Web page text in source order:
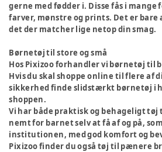
gerne med fødder i. Disse fås i
farver, mønstre og prints. Det er bare
det der matcher lige netop din smag.
Børnetøj til store og små
Hos Pixizoo forhandler vi børnetøj til
Hvis du skal shoppe online til flere af
sikkerhed finde slidstærkt børnetøj i
shoppen.
Vi har både praktisk og behageligt tøj
nemt for barnet selv at få af og på,
institutionen, med god komfort og
Pixizoo finder du også tøj til pænere